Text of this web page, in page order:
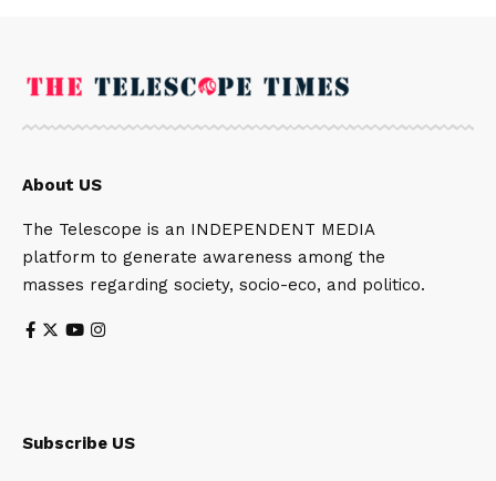
About US
The Telescope is an INDEPENDENT MEDIA
platform to generate awareness among the
masses regarding society, socio-eco, and politico.
Subscribe US